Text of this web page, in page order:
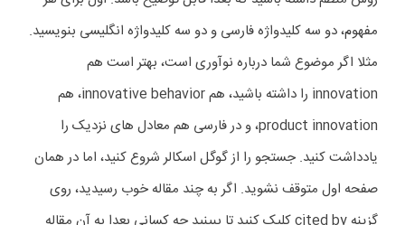
مفهوم، دو سه کلیدواژه فارسی و دو سه کلیدواژه انگلیسی بنویسید.
مثلا اگر موضوع شما درباره نوآوری است، بهتر است هم
innovation را داشته باشید، هم innovative behavior، هم
product innovation، و در فارسی هم معادل های نزدیک را
یادداشت کنید. جستجو را از گوگل اسکالر شروع کنید، اما در همان
صفحه اول متوقف نشوید. اگر به چند مقاله خوب رسیدید، روی